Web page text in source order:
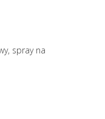
spray na